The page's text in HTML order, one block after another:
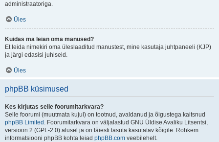
administraatoriga.
Üles
Kuidas ma leian oma manused?
Et leida nimekiri oma üleslaaditud manustest, mine kasutaja juhtpaneeli (KJP)
ja järgi edasisi juhiseid.
Üles
phpBB küsimused
Kes kirjutas selle foorumitarkvara?
Selle foorumi (muutmata kujul) on tootnud, avaldanud ja õigustega kaitsnud
phpBB Limited . Foorumitarkvara on väljalastud GNU Üldise Avaliku Litsentsi,
versioon 2 (GPL-2.0) alusel ja on täiesti tasuta kasutatav kõigile. Rohkem
informatsiooni phpBB kohta leiad phpBB.com veebilehelt.